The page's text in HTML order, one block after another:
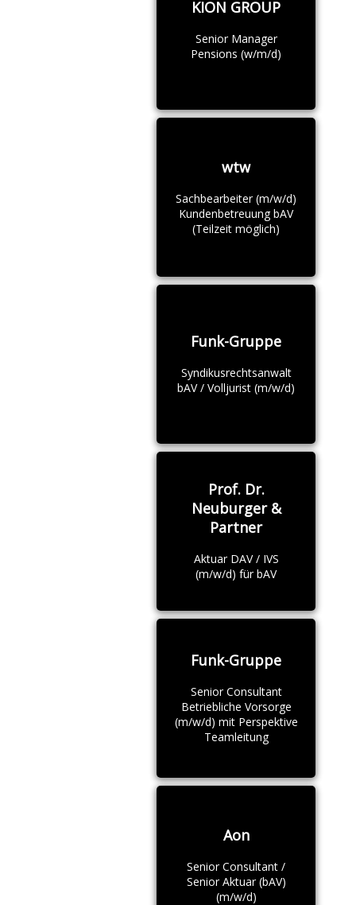
KION GROUP
Senior Manager
Pensions (w/m/d)
wtw
Sachbearbeiter (m/w/d)
Kundenbetreuung bAV
(Teilzeit möglich)
Funk-Gruppe
Syndikusrechtsanwalt
bAV / Volljurist (m/w/d)
Prof. Dr.
Neuburger &
Partner
Aktuar DAV / IVS
(m/w/d) für bAV
Funk-Gruppe
Senior Consultant
Betriebliche Vorsorge
(m/w/d) mit Perspektive
Teamleitung
Aon
Senior Consultant /
Senior Aktuar (bAV)
(m/w/d)